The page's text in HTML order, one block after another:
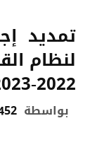
تمديد
لنظام
2022-2023م
بواسطة